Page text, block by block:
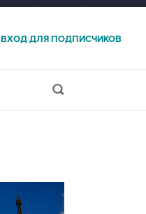
ВХОД ДЛЯ ПОДПИСЧИКОВ